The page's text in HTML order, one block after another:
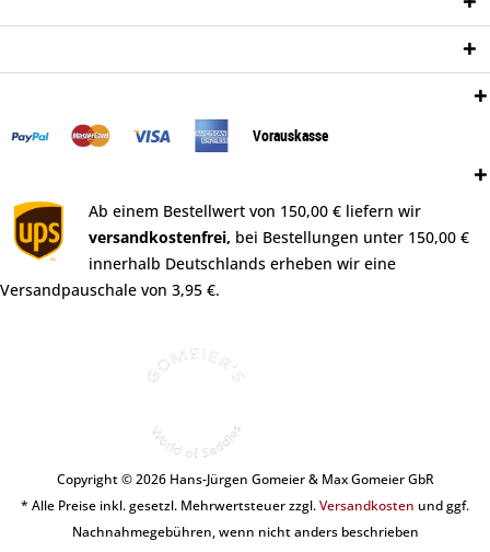
Vorauskasse
Ab einem Bestellwert von 150,00 € liefern wir
versandkostenfrei, bei Bestellungen unter 150,00 €
innerhalb Deutschlands erheben wir eine
Versandpauschale von 3,95 €.
Copyright © 2026 Hans-Jürgen Gomeier & Max Gomeier GbR
* Alle Preise inkl. gesetzl. Mehrwertsteuer zzgl.Versandkosten und ggf.
Nachnahmegebühren, wenn nicht anders beschrieben